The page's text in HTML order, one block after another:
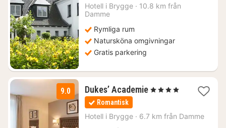
1293
Hotell i Brygge · 10.8 km från
Damme
Rymliga rum
Natursköna omgivningar
Gratis parkering
9.0 Dukes’ Academie1
1768
, 4 Stjärnor
Romantisk
Hotell i Brygge · 6.7 km från Damme